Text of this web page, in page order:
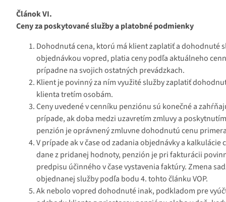
Článok VI.
Ceny za poskytované služby a platobné podmienky
Dohodnutá cena, ktorú má klient zaplatiť a dohodnuté
objednávkou vopred, platia ceny podľa aktuálneho
prípadne na svojich ostatných prevádzkach.
Klient je povinný za ním využité služby zaplatiť
klienta tretím osobám.
Ceny uvedené v cenníku penziónu sú konečné a
prípade, ak doba medzi uzavretím zmluvy a
penzión je oprávnený zmluvne dohodnutú cenu
V prípade ak v čase od zadania objednávky a
dane z pridanej hodnoty, penzión je pri fakturácii
predpisu účinného v čase vystavenia faktúry. Zmena
objednanej služby podľa bodu 4. tohto článku VOP.
Ak nebolo vopred dohodnuté inak, podkladom pre